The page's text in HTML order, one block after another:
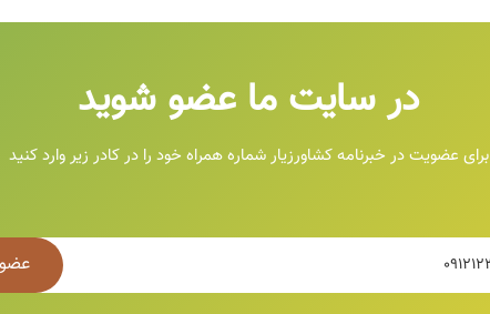
در سایت ما عضو شوید
برای عضویت در خبرنامه کشاورزیار شماره همراه خود را در کادر زیر وارد کنید